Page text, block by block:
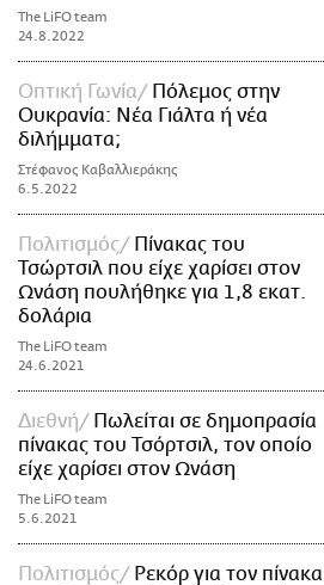
The LiFO team
24.8.2022
Οπτική Γωνία
Πόλεμος στην
Ουκρανία: Νέα Γιάλτα ή νέα
διλήμματα;
Στέφανος Καβαλλιεράκης
6.5.2022
Πολιτισμός
Πίνακας του
Τσώρτσιλ που είχε χαρίσει στον
Ωνάση πουλήθηκε για 1,8 εκατ.
δολάρια
The LiFO team
24.6.2021
Διεθνή
Πωλείται σε δημοπρασία
πίνακας του Τσόρτσιλ, τον οποίο
είχε χαρίσει στον Ωνάση
The LiFO team
5.6.2021
Πολιτισμός
Ρεκόρ για τον πίνακα